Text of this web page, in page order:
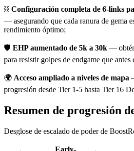
⛓️ Configuración completa de 6-links
— asegurando que cada ranura de gema
rendimiento óptimo;
🛡️ EHP aumentado de 5k a 30k —
para resistir golpes de endgame que antes
🌍 Acceso ampliado a niveles de mapa
progresión desde Tier 1-5 hasta Tier 16
Resumen de progresión
Desglose de escalado de poder de